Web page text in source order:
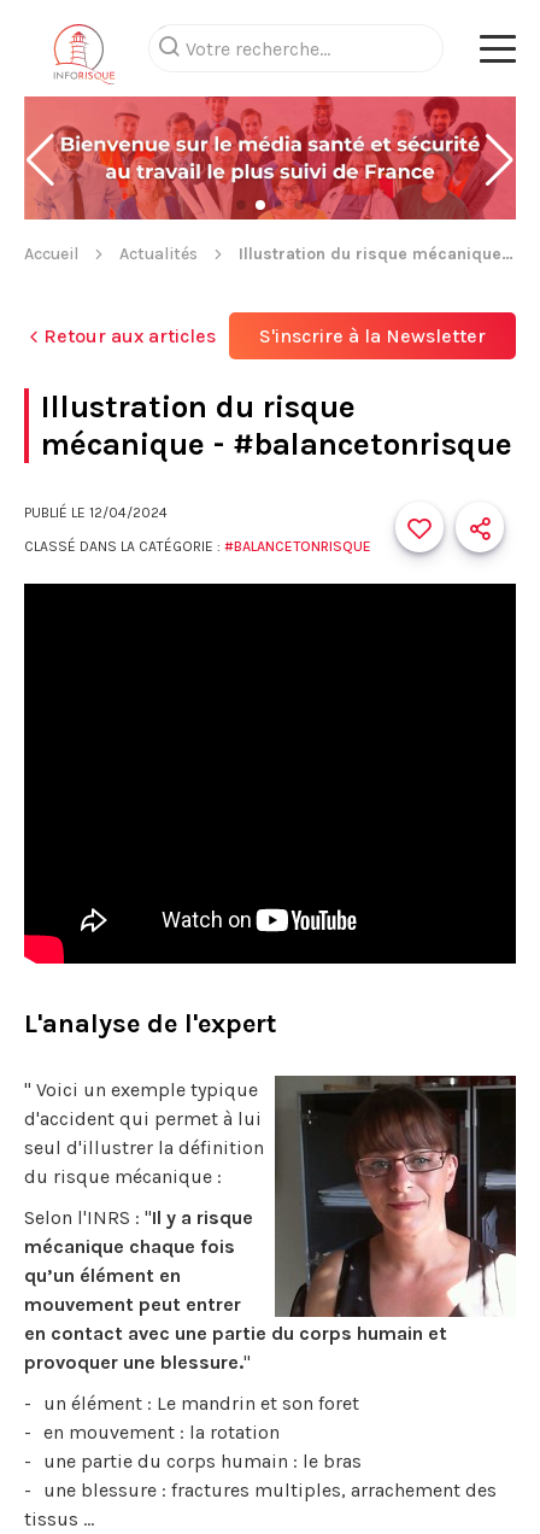
Accueil Actualités Illustration du risque mécanique - #balancetonrisque
Retour aux articles S'inscrire à la Newsletter
Illustration du risque
mécanique - #balancetonrisque
PUBLIÉ LE 12/04/2024
CLASSÉ DANS LA CATÉGORIE : #BALANCETONRISQUE
L'analyse de l'expert
" Voici un exemple typique
d'accident qui permet à lui
seul d'illustrer la définition
du risque mécanique :
Selon l'INRS : "Il y a risque
mécanique chaque fois
qu’un élément en
mouvement peut entrer
en contact avec une partie du corps humain et
provoquer une blessure."
un élément : Le mandrin et son foret
en mouvement : la rotation
une partie du corps humain : le bras
une blessure : fractures multiples, arrachement des
tissus ...